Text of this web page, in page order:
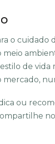
o cuidado
de vida
mercado,
ou